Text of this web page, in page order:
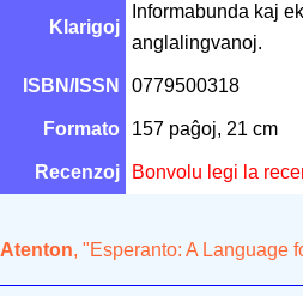
Klarigoj
Informabunda kaj
anglalingvanoj.
ISBN/ISSN 0779500318
Formato 157 paĝoj, 21 cm
Recenzoj Bonvolu legi la
Atenton, "Esperanto: A Language